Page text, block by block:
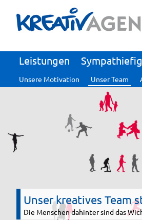
Leistungen
Unsere Motivation Unser Team
Unser kreatives Team
Die Menschen dahinter sind das